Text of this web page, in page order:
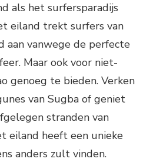
als het surfersparadijs
eiland trekt surfers van
aan vanwege de perfecte
Maar ook voor niet-
genoeg te bieden. Verken
van Sugba of geniet
stranden van
eiland heeft een unieke
anders zult vinden.